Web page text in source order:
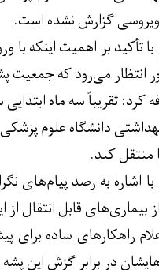
گزارش نشده است.
تأکید بر اهمیت اینکه با
انتظار می‌رود که جمعیت
ابتدایی سال ۱۴۰۴ در برخی نقاط استان موفق به صید پشه آئدس از گونه 'آئدس
دانشگاه علوم
منتقل کند.
اشاره به رصد پیام‌های
بیماری‌های قابل انتقال
راهکارهای ساده
در برابر گزش این